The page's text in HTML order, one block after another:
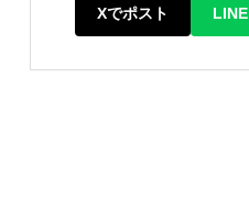
Xでポスト LINE